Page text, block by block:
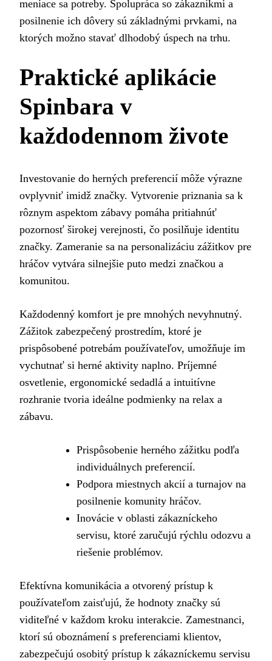
meniace sa potreby. Spolupráca so zákazníkmi a
posilnenie ich dôvery sú základnými prvkami, na
ktorých možno stavať dlhodobý úspech na trhu.
Praktické aplikácie
Spinbara v
každodennom živote
Investovanie do herných preferencií môže výrazne
ovplyvniť imidž značky. Vytvorenie priznania sa k
rôznym aspektom zábavy pomáha pritiahnúť
pozornosť širokej verejnosti, čo posilňuje identitu
značky. Zameranie sa na personalizáciu zážitkov pre
hráčov vytvára silnejšie puto medzi značkou a
komunitou.
Každodenný komfort je pre mnohých nevyhnutný.
Zážitok zabezpečený prostredím, ktoré je
prispôsobené potrebám používateľov, umožňuje im
vychutnať si herné aktivity naplno. Príjemné
osvetlenie, ergonomické sedadlá a intuitívne
rozhranie tvoria ideálne podmienky na relax a
zábavu.
Prispôsobenie herného zážitku podľa
individuálnych preferencií.
Podpora miestnych akcií a turnajov na
posilnenie komunity hráčov.
Inovácie v oblasti zákazníckeho
servisu, ktoré zaručujú rýchlu odozvu a
riešenie problémov.
Efektívna komunikácia a otvorený prístup k
používateľom zaisťujú, že hodnoty značky sú
viditeľné v každom kroku interakcie. Zamestnanci,
ktorí sú oboznámení s preferenciami klientov,
zabezpečujú osobitý prístup k zákazníckemu servisu